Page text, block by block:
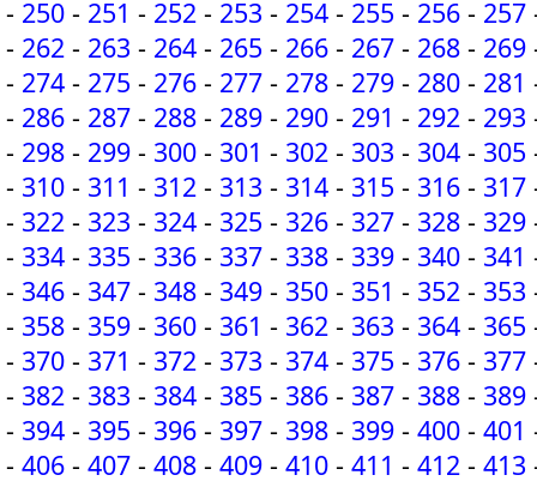
- 250 - 251 - 252 - 253 - 254 - 255 - 256 - 257
- 262 - 263 - 264 - 265 - 266 - 267 - 268 - 269
- 274 - 275 - 276 - 277 - 278 - 279 - 280 - 281
- 286 - 287 - 288 - 289 - 290 - 291 - 292 - 293
- 298 - 299 - 300 - 301 - 302 - 303 - 304 - 305
- 310 - 311 - 312 - 313 - 314 - 315 - 316 - 317
- 322 - 323 - 324 - 325 - 326 - 327 - 328 - 329
- 334 - 335 - 336 - 337 - 338 - 339 - 340 - 341
- 346 - 347 - 348 - 349 - 350 - 351 - 352 - 353
- 358 - 359 - 360 - 361 - 362 - 363 - 364 - 365
- 370 - 371 - 372 - 373 - 374 - 375 - 376 - 377
- 382 - 383 - 384 - 385 - 386 - 387 - 388 - 389
- 394 - 395 - 396 - 397 - 398 - 399 - 400 - 401
- 406 - 407 - 408 - 409 - 410 - 411 - 412 - 413